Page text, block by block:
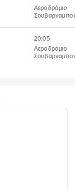
Αεροδρόμιο
20:05
Αεροδρόμιο